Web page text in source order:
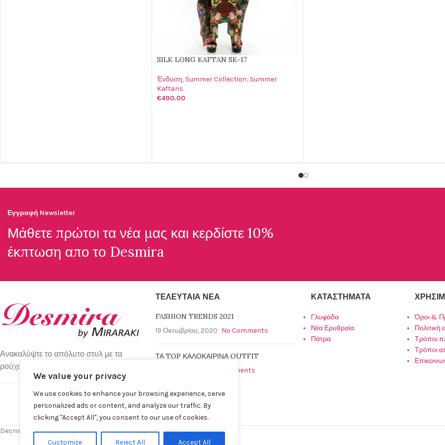
We value your privacy
We use cookies to enhance your browsing experience, serve
personalized ads or content, and analyze our traffic. By
clicking "Accept All", you consent to our use of cookies.
Customize Reject All Accept All
SILK LONG KAFTAN SK-17
Ένδυση, Summer Collection, Summer
Kaftans
€490.00
Εγγραφή Newsletter
Μάθετε πρώτοι τα νέα μας και κερδίστε 10%
έκπτωση απο το Desmira
Ανακαλύψτε το απόλυτο στυλ με τα
ρούχα απο τη Desmira Collection.
ΤΕΛΕΥΤΑΊΑ ΝΈΑ
FASHION TRENDS 2021
19 Οκτωβρίου, 2020 No Comments
ΤΑ TOP ΚΑΛΟΚΑΙΡΙΝΑ OUTFIT
No Comments
ΚΑΤΑΣΤΉΜΑΤΑ
Γλυφάδα
Νέα Ερυθραία
Πάτρα
Όροι &
Τρόποι
Τρόποι
Desmira by Despina Miraraki S.A. © 2025 | All rights Reserved